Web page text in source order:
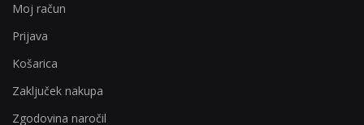
Moj račun
Prijava
Košarica
Zaključek nakupa
Zgodovina naročil